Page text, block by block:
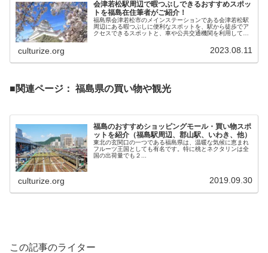
会津若松駅周辺で暇つぶしできるおすすめスポッ
トを福島在住筆者がご紹介！
福島県会津若松市のメインステーションである会津若松駅
周辺にある暇つぶしに便利なスポットを、駅から徒歩でア
クセスできるスポットと、車や公共交通機関を利用してア
culturize.org 2023.08.11
■関連ページ： 福島県の買い物や観光
福島のおすすめショッピングモール・買い物スポ
ットを紹介（福島駅周辺、郡山駅、いわき、他）
東北の玄関口の一つである福島県は、温暖な気候に恵まれ
フルーツ王国としても有名です。特に桃とネクタリンは全
国の出荷量でも２...
culturize.org 2019.09.30
この記事のライター